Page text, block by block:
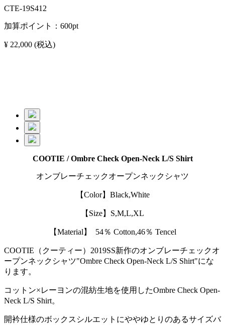
CTE-19S412
加算ポイント： 600pt
¥ 22,000 (税込)
COOTIE / Ombre Check Open-Neck L/S Shirt
オンブレーチェックオープンネックシャツ
【Color】Black,White
【Size】S,M,L,XL
【Material】 54％ Cotton,46％ Tencel
COOTIE（クーティー）2019SS新作のオンブレーチェックオ
ープンネックシャツ"Ombre Check Open-Neck L/S Shirt"にな
ります。
コットン×レーヨンの混紡生地を使用したOmbre Check Open-
Neck L/S Shirt。
開衿仕様のボックスシルエットにややゆとりのあるサイズバ